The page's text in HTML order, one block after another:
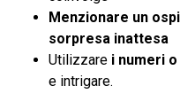
Menzionare un
sorpresa inattesa
Utilizzare i numeri
e intrigare.